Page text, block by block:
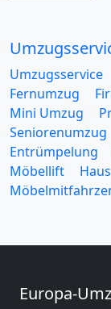
Umzugsservice
Fernumzug
Mini Umzug
Seniorenumzug
Entrümpelung
Möbellift
Europa-